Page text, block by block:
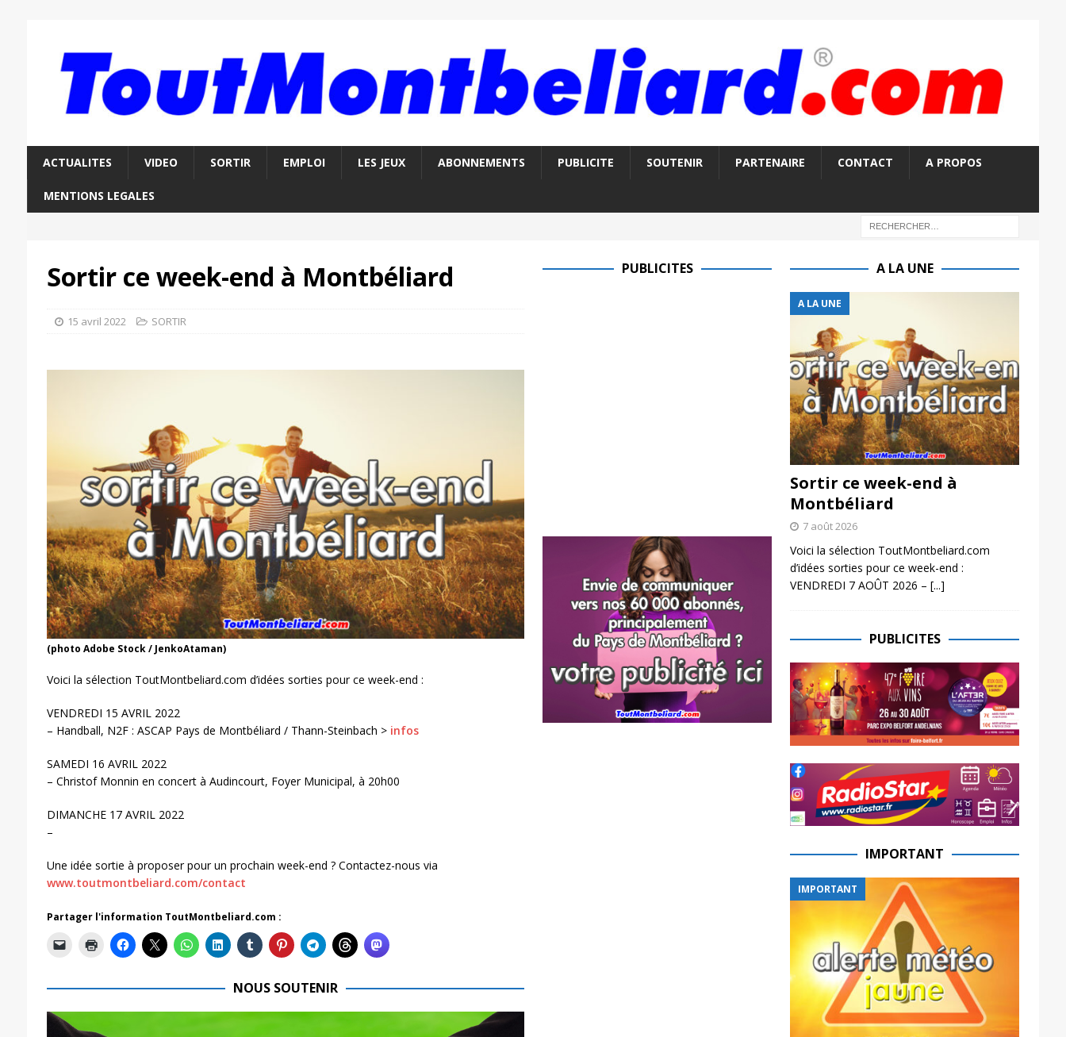
ACTUALITES VIDEO SORTIR EMPLOI LES JEUX ABONNEMENTS PUBLICITE SOUTENIR PARTENAIRE CONTACT A PROPOS
MENTIONS LEGALES
Sortir ce week-end à Montbéliard
15 avril 2022 SORTIR
(photo Adobe Stock / JenkoAtaman)
Voici la sélection ToutMontbeliard.com d’idées sorties pour ce week-end :
VENDREDI 15 AVRIL 2022
– Handball, N2F : ASCAP Pays de Montbéliard / Thann-Steinbach > infos
SAMEDI 16 AVRIL 2022
– Christof Monnin en concert à Audincourt, Foyer Municipal, à 20h00
DIMANCHE 17 AVRIL 2022
–
Une idée sortie à proposer pour un prochain week-end ? Contactez-nous via
www.toutmontbeliard.com/contact
Partager l'information ToutMontbeliard.com :
NOUS SOUTENIR
PUBLICITES A LA UNE
A LA UNE
Sortir ce week-end à
Montbéliard
7 août 2026
Voici la sélection ToutMontbeliard.com
d’idées sorties pour ce week-end :
VENDREDI 7 AOÛT 2026 – [...]
PUBLICITES
IMPORTANT
IMPORTANT